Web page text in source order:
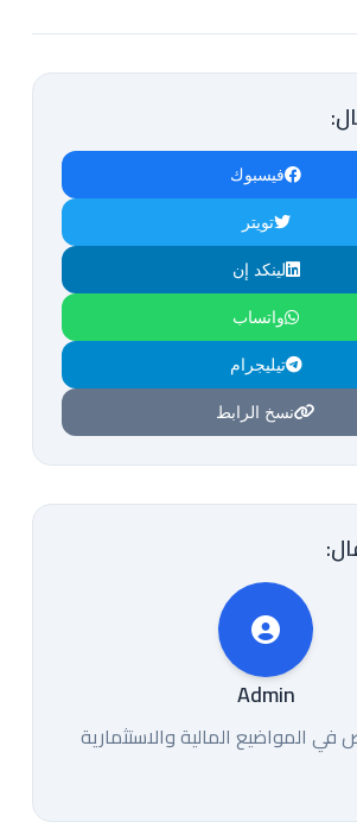
فيسبوك
تويتر
لينكد إن
واتساب
تيليجرام
نسخ الرابط
Admin
المواضيع المالية والاستثمارية